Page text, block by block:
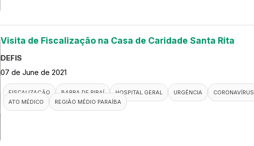
Visita de Fiscalização na Casa de Caridade Santa Rita
DEFIS
07 de June de 2021
FISCALIZAÇÃO BARRA DE PIRAÍ HOSPITAL GERAL URGÊNCIA CORONAVÍRUS
ATO MÉDICO
REGIÃO MÉDIO PARAÍBA